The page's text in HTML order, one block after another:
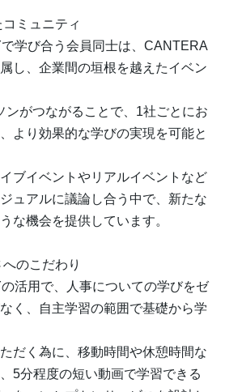
ミュニティ
学び合う会員同士は、CANTERA
し、企業間の垣根を越えたイベン
ンがつながることで、1社ごとにお
より効果的な学びの実現を可能と
ブイベントやリアルイベントなど
ュアルに議論し合う中で、新たな
な機会を提供しています。
のこだわり
活用で、人事についての学びをゼ
く、自主学習の範囲で基礎から学
だく為に、移動時間や休憩時間な
5分程度の短い動画で学習できる